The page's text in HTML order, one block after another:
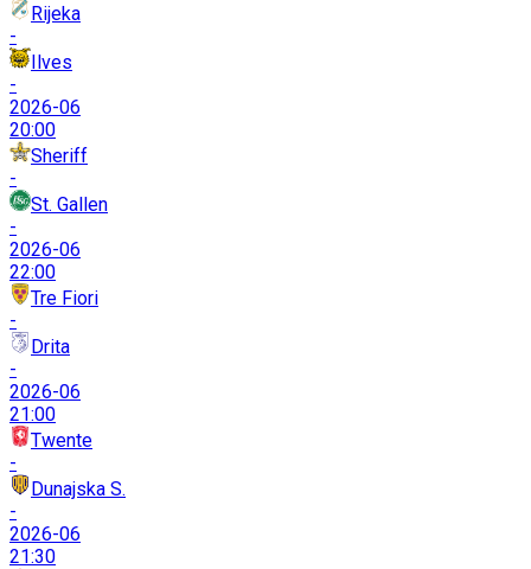
Rijeka
-
Ilves
-
2026-06
20:00
Sheriff
-
St. Gallen
-
2026-06
22:00
Tre Fiori
-
Drita
-
2026-06
21:00
Twente
-
Dunajska S.
-
2026-06
21:30